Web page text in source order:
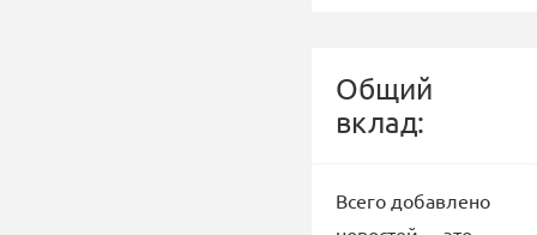
Общий
вклад:
Всего добавлено